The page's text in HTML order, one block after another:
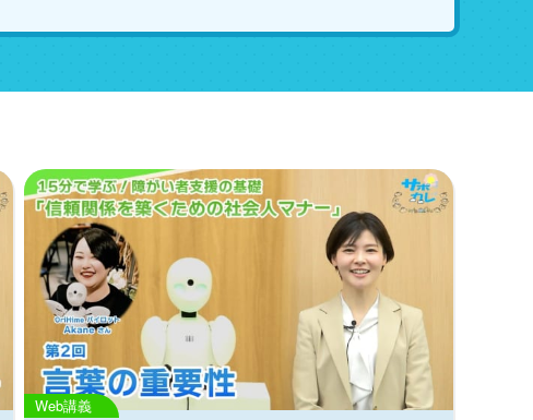
Web講義